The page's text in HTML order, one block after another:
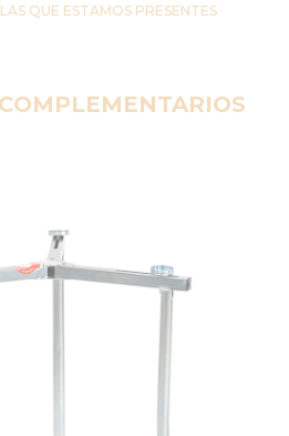
QUE ESTAMOS PRESENTES